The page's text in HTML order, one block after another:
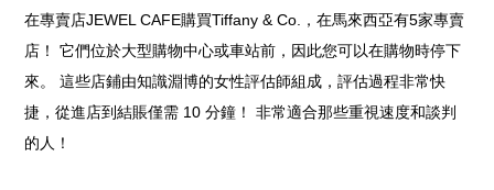
在專賣店JEWEL CAFE購買Tiffany & Co.，在馬來西亞有5家專賣
店！ 它們位於大型購物中心或車站前，因此您可以在購物時停下
來。 這些店鋪由知識淵博的女性評估師組成，評估過程非常快
捷，從進店到結賬僅需 10 分鐘！ 非常適合那些重視速度和談判
的人！